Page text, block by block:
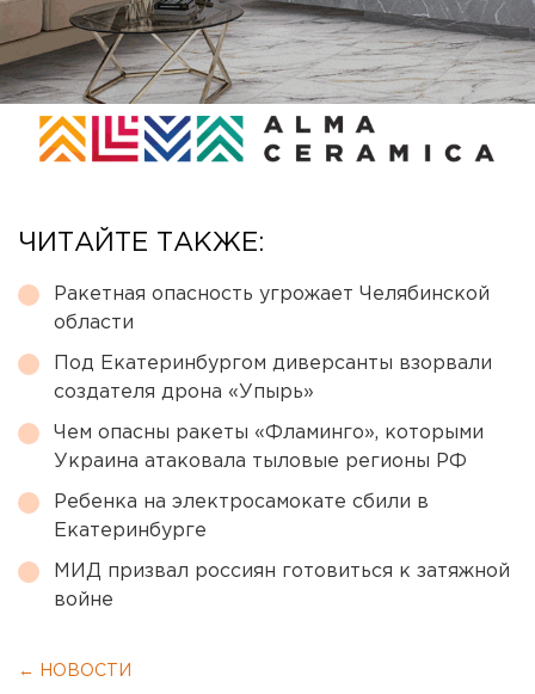
ЧИТАЙТЕ ТАКЖЕ:
Ракетная опасность угрожает Челябинской
области
Под Екатеринбургом диверсанты взорвали
создателя дрона «Упырь»
Чем опасны ракеты «Фламинго», которыми
Украина атаковала тыловые регионы РФ
Ребенка на электросамокате сбили в
Екатеринбурге
МИД призвал россиян готовиться к затяжной
войне
← НОВОСТИ